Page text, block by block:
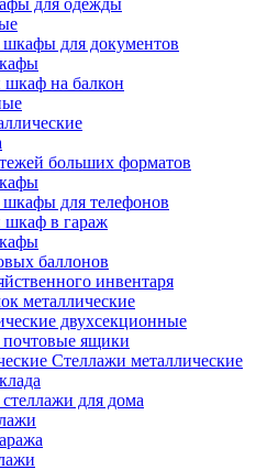
для одежды
для документов
на балкон
больших форматов
для телефонов
шкаф в гараж
баллонов
инвентаря
металлические
двухсекционные
ящики
Стеллажи металлические
для дома